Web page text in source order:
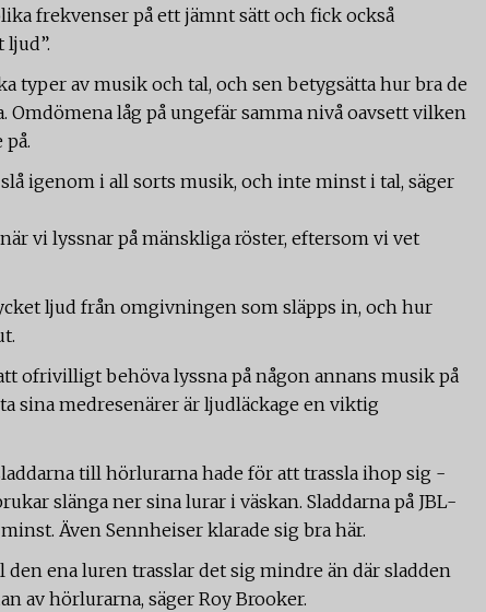
frekvenser på ett jämnt sätt och fick också
typer av musik och tal, och sen betygsätta hur bra de
låg på ungefär samma nivå oavsett vilken
igenom i all sorts musik, och inte minst i tal, säger
vi lyssnar på mänskliga röster, eftersom vi vet
ljud från omgivningen som släpps in, och hur
ofrivilligt behöva lyssna på någon annans musik på
sina medresenärer är ljudläckage en viktig
till hörlurarna hade för att trassla ihop sig -
slänga ner sina lurar i väskan. Sladdarna på JBL-
Även Sennheiser klarade sig bra här.
den ena luren trasslar det sig mindre än där sladden
av hörlurarna, säger Roy Brooker.